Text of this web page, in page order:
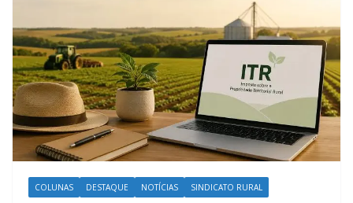
COLUNAS DESTAQUE NOTÍCIAS SINDICATO RURAL